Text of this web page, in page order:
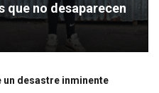
que no desaparecen
un desastre inminente